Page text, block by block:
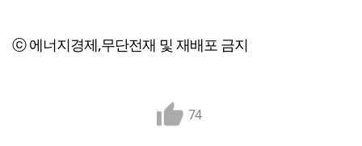
ⓒ 에너지경제,무단전재 및 재배포 금지
74